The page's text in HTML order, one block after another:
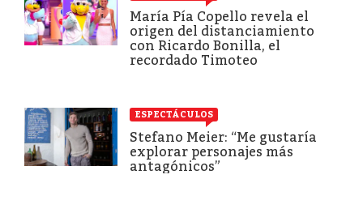
María Pía Copello revela el
origen del distanciamiento
con Ricardo Bonilla, el
recordado Timoteo
ESPECTÁCULOS
Stefano Meier: “Me gustaría
explorar personajes más
antagónicos”